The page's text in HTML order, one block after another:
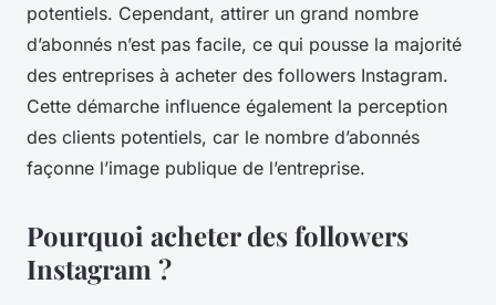
potentiels. Cependant, attirer un grand nombre
d’abonnés n’est pas facile, ce qui pousse la majorité
des entreprises à acheter des followers Instagram.
Cette démarche influence également la perception
des clients potentiels, car le nombre d’abonnés
façonne l’image publique de l’entreprise.
Pourquoi acheter des followers
Instagram ?